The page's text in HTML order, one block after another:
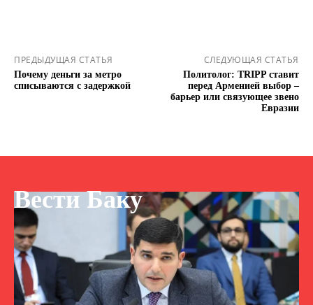
ПРЕДЫДУЩАЯ СТАТЬЯ
Почему деньги за метро
списываются с задержкой
СЛЕДУЮЩАЯ СТАТЬЯ
Политолог: TRIPP ставит
перед Арменией выбор –
барьер или связующее звено
Евразии
Вести Баку